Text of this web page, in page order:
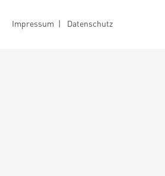
Impressum | Datenschutz